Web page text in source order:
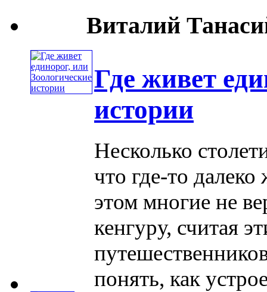
Виталий
Где живет
истории
Несколько
что где-то
этом многие не
кенгуру, считая
понять, как